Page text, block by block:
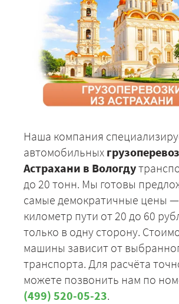
Наша компания
автомобильных
Астрахани в Вологду
до 20 тонн. Мы готовы
самые демократичные цены
километр пути от 20 до 60
только в одну сторону.
машины зависит от
транспорта. Для расчёта
можете позвонить нам по
(499) 520-05-23.